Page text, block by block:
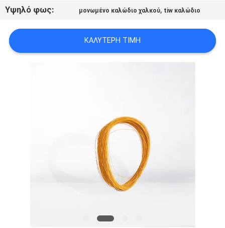
ΑΠΌΣΠΑΣΜΑ
Υψηλό φως: μονωμένο καλώδιο χαλκού, tiw καλώδιο
ΚΑΛΎΤΕΡΗ ΤΙΜΉ